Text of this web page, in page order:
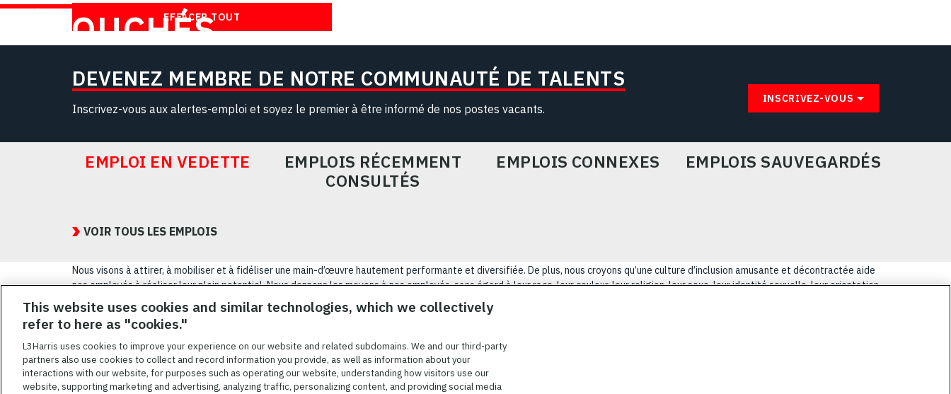
DÉBOUCHÉS
CHEZ NOUS
EFFACER TOUT
DEVENEZ MEMBRE DE NOTRE COMMUNAUTÉ DE TALENTS
Inscrivez-vous aux alertes-emploi et soyez le premier à être informé de nos postes vacants.
INSCRIVEZ-VOUS
EMPLOI EN VEDETTE
EMPLOIS RÉCEMMENT
CONSULTÉS
EMPLOIS CONNEXES EMPLOIS SAUVEGARDÉS
JobsVOIR TOUS LES EMPLOIS
Nous visons à attirer, à mobiliser et à fidéliser une main-d’œuvre hautement performante et diversifiée. De plus, nous croyons qu’une culture d’inclusion amusante et décontractée aide
nos employés à réaliser leur plein potentiel. Nous donnons les moyens à nos employés, sans égard à leur race, leur couleur, leur religion, leur sexe, leur identité sexuelle, leur orientation
sexuelle, leur origine nationale, leur handicap ou leur statut d’ancien combattant, d’innover afin de résoudre les problèmes les plus coriaces de nos clients.
L3HARRIS.COM
This website uses cookies and similar technologies, which we collectively
refer to here as "cookies."
L3Harris uses cookies to improve your experience on our website and related subdomains. We and our third-party
partners also use cookies to collect and record information you provide, as well as information about your
interactions with our website, for purposes such as operating our website, understanding how visitors use our
website, supporting marketing and advertising, analyzing traffic, personalizing content, and providing social media